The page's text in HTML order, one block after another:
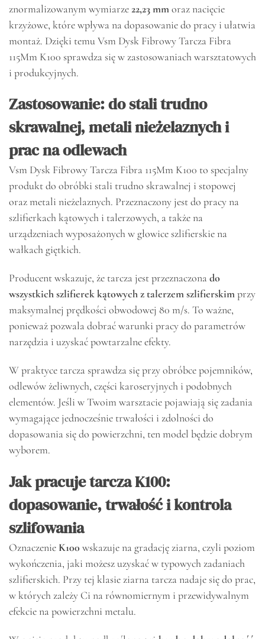
znormalizowanym wymiarze22,23 mmoraz nacięcie
krzyżowe, które wpływa na dopasowanie do pracy i ułatwia
montaż. Dzięki temu Vsm Dysk Fibrowy Tarcza Fibra
115Mm K100 sprawdza się w zastosowaniach warsztatowych
i produkcyjnych.
Zastosowanie: do stali trudno
skrawalnej, metali nieżelaznych i
prac na odlewach
Vsm Dysk Fibrowy Tarcza Fibra 115Mm K100 to specjalny
produkt do obróbki stali trudno skrawalnej i stopowej
oraz metali nieżelaznych. Przeznaczony jest do pracy na
szlifierkach kątowych i talerzowych, a także na
urządzeniach wyposażonych w głowice szlifierskie na
wałkach giętkich.
Producent wskazuje, że tarcza jest przeznaczonado
wszystkich szlifierek kątowych z talerzem szlifierskimprzy
maksymalnej prędkości obwodowej 80 m/s. To ważne,
ponieważ pozwala dobrać warunki pracy do parametrów
narzędzia i uzyskać powtarzalne efekty.
W praktyce tarcza sprawdza się przy obróbce pojemników,
odlewów żeliwnych, części karoseryjnych i podobnych
elementów. Jeśli w Twoim warsztacie pojawiają się zadania
wymagające jednocześnie trwałości i zdolności do
dopasowania się do powierzchni, ten model będzie dobrym
wyborem.
Jak pracuje tarcza K100:
dopasowanie, trwałość i kontrola
szlifowania
Oznaczenie K100 wskazuje na gradację ziarna, czyli poziom
wykończenia, jaki możesz uzyskać w typowych zadaniach
szlifierskich. Przy tej klasie ziarna tarcza nadaje się do prac,
w których zależy Ci na równomiernym i przewidywalnym
efekcie na powierzchni metalu.